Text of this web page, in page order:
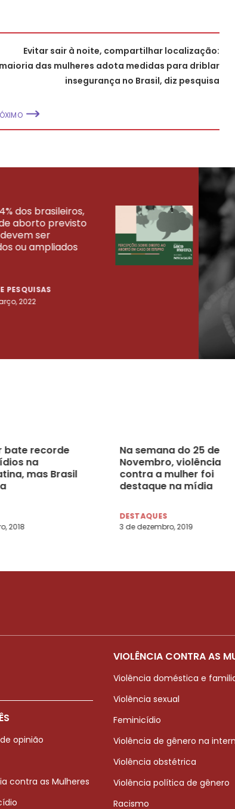
Evitar sair à noite, compartilhar localização:
maioria das mulheres adota medidas para driblar
insegurança no Brasil, diz pesquisa
dos brasileiros,
aborto previsto
ser
ou ampliados
PESQUISAS
2022
23
bate recorde
na
mas Brasil
2018
Na semana do 25 de
Novembro, violência
contra a mulher foi
destaque na mídia
DESTAQUES
3 de dezembro, 2019
opinião
contra as Mulheres
VIOLÊNCIA CONTRA AS
Violência doméstica e
Violência sexual
Feminicídio
Violência de gênero na
Violência obstétrica
Violência política de gênero
Racismo